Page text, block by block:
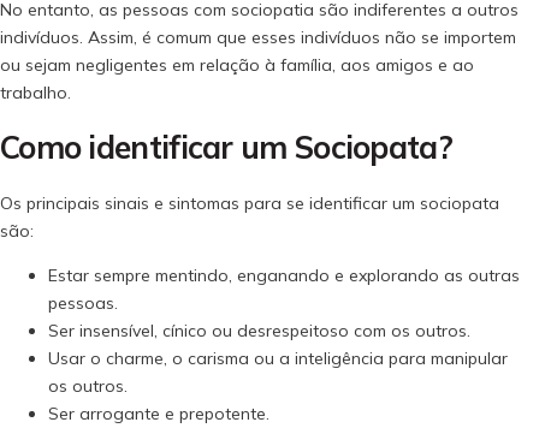
No entanto, as pessoas com sociopatia são indiferentes a outros
indivíduos. Assim, é comum que esses indivíduos não se importem
ou sejam negligentes em relação à família, aos amigos e ao
trabalho.
Como identificar um Sociopata?
Os principais sinais e sintomas para se identificar um sociopata
são:
Estar sempre mentindo, enganando e explorando as outras
pessoas.
Ser insensível, cínico ou desrespeitoso com os outros.
Usar o charme, o carisma ou a inteligência para manipular
os outros.
Ser arrogante e prepotente.